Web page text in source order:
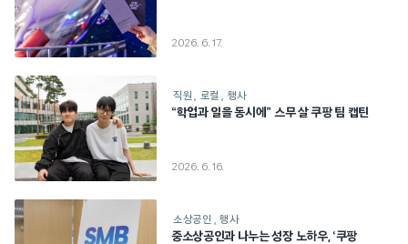
2026. 6. 17.
직원 로컬 행사
“학업과 일을 동시에” 스무 살 쿠팡 팀 캡틴
2026. 6. 16.
소상공인 행사
중소상공인과 나누는 성장 노하우, ‘쿠팡